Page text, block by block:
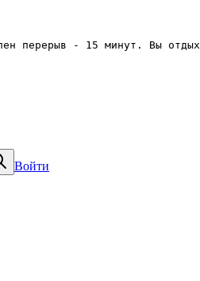
перерыв - 15 минут. Вы
Войти